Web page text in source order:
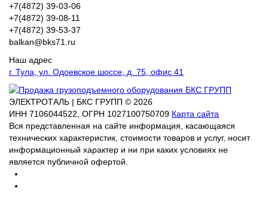
+7(4872) 39-03-06
+7(4872) 39-08-11
+7(4872) 39-53-37
balkan@bks71.ru
Наш адрес
г. Тула, ул. Одоевское шоссе, д. 75, офис 41
ЭЛЕКТРОТАЛЬ | БКС ГРУПП © 2026
ИНН 7106044522, ОГРН 1027100750709 Карта сайта
Вся представленная на сайте информация, касающаяся
технических характеристик, стоимости товаров и услуг, носит
информационный характер и ни при каких условиях не
является публичной офертой.